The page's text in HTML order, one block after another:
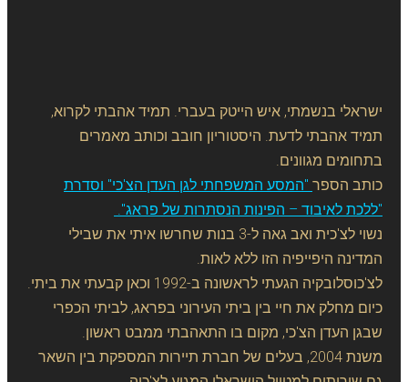
ישראלי בנשמתי, איש הייטק בעברי. תמיד אהבתי לקרוא,
תמיד אהבתי לדעת. היסטוריון חובב וכותב מאמרים
בתחומים מגוונים.
כותב הספר "המסע המשפחתי לגן העדן הצ'כי" וסדרת
"ללכת לאיבוד – הפינות הנסתרות של פראג".
נשוי לצ'כית ואב גאה ל-3 בנות שחרשו איתי את שבילי
המדינה היפייפיה הזו ללא לאות.
לצ'כוסלובקיה הגעתי לראשונה ב-1992 וכאן קבעתי את ביתי.
כיום מחלק את חיי בין ביתי העירוני בפראג, לביתי הכפרי
שבגן העדן הצ'כי, מקום בו התאהבתי ממבט ראשון.
משנת 2004, בעלים של חברת תיירות המספקת בין השאר